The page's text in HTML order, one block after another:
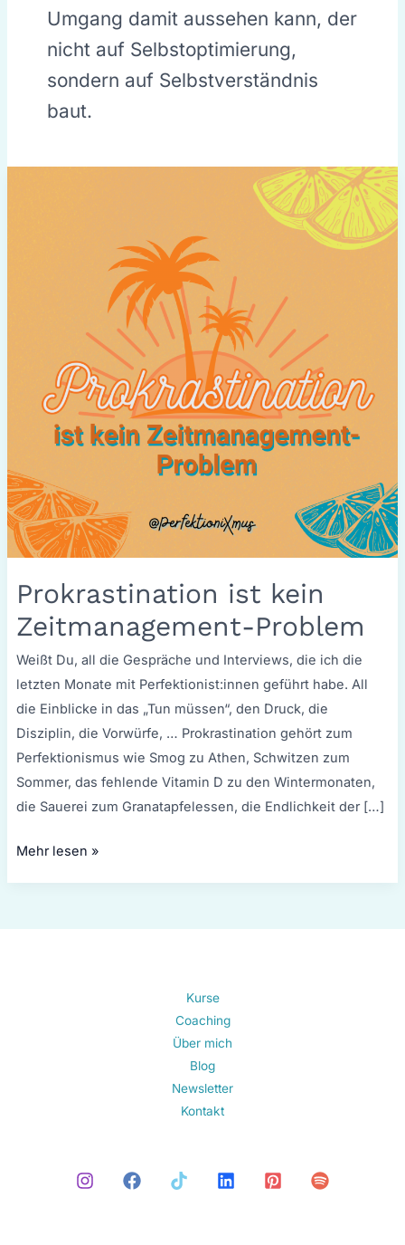
Umgang damit aussehen kann, der
nicht auf Selbstoptimierung,
sondern auf Selbstverständnis
baut.
Prokrastination ist kein
Zeitmanagement-Problem
Weißt Du, all die Gespräche und Interviews, die ich die
letzten Monate mit Perfektionist:innen geführt habe. All
die Einblicke in das „Tun müssen“, den Druck, die
Disziplin, die Vorwürfe, … Prokrastination gehört zum
Perfektionismus wie Smog zu Athen, Schwitzen zum
Sommer, das fehlende Vitamin D zu den Wintermonaten,
die Sauerei zum Granatapfelessen, die Endlichkeit der […]
Zeitmanagement-
Mehr lesen »
Kurse
Coaching
Über mich
Blog
Newsletter
Kontakt